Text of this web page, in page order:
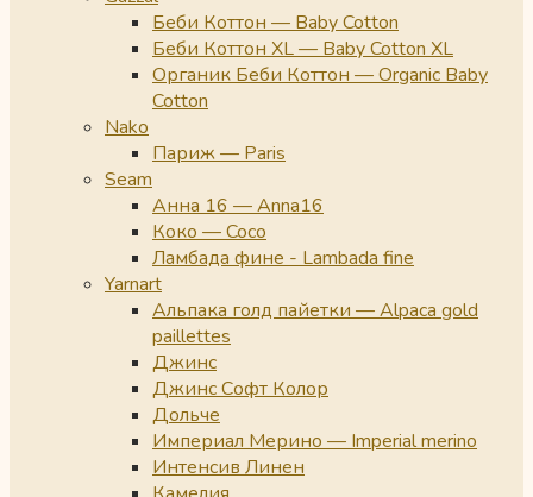
Беби Коттон — Baby Cotton
Беби Коттон XL — Baby Cotton XL
Органик Беби Коттон — Organic Baby
Cotton
Nako
Париж — Paris
Seam
Анна 16 — Anna16
Коко — Coco
Ламбада фине - Lambada fine
Yarnart
Альпака голд пайетки — Alpaca gold
paillettes
Джинс
Джинс Софт Колор
Дольче
Империал Мерино — Imperial merino
Интенсив Линен